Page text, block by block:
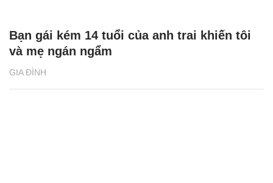
GIA ĐÌNH
Bạn gái kém 14 tuổi của anh trai khiến tôi
và mẹ ngán ngẩm